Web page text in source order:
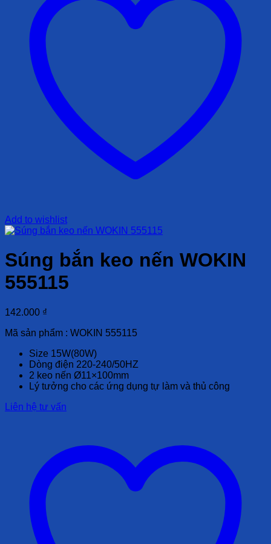
Add to wishlist
Súng bắn keo nến WOKIN
555115
142.000 ₫
Mã sản phẩm : WOKIN 555115
Size 15W(80W)
Dòng điện 220-240/50HZ
2 keo nến Ø11×100mm
Lý tưởng cho các ứng dụng tự làm và thủ công
Liên hệ tư vấn